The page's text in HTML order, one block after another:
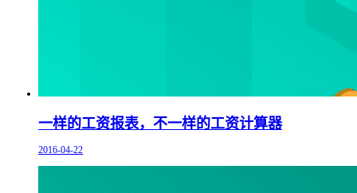
一样的工资报表，不一样的工资计算器
2016-04-22